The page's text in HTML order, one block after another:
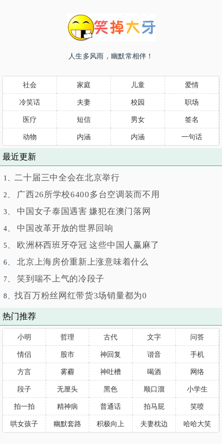
人生多风雨，幽默常相伴！
社会 家庭 儿童 爱情
冷笑话 夫妻 校园 职场
医疗 短信 男女 签名
动物 内涵 内涵 一句话
最近更新
1、二十届三中全会在北京举行
2、 广西26所学校6400多台空调装而不用
3、 中国女子泰国遇害 嫌犯在澳门落网
4、 中国改革开放的世界回响
5、 欧洲杯西班牙夺冠 这些中国人赢麻了
6、北京上海房价重新上涨意味着什么
7、笑到喘不上气的冷段子
8、找百万粉丝网红带货3场销量都为0
热门推荐
小明 哲理 古代 文字 问答
情侣 股市 神回复 谐音 手机
方言 雾霾 神吐槽 喝酒 网络
段子 无厘头 黑色 顺口溜 小学生
拍一拍 精神病 普通话 拍马屁 笑喷
哄女孩子 幽默套路 积极向上 夫妻枕边 哈哈大笑